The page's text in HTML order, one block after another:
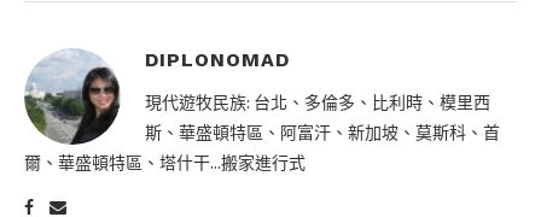
DIPLONOMAD
現代遊牧民族: 台北、多倫多、比利時、模里西
斯、華盛頓特區、阿富汗、新加坡、莫斯科、首
爾、華盛頓特區、塔什干...搬家進行式